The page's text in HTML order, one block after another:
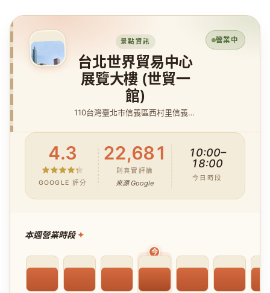
景點資訊
台北世界貿易中心
展覽大樓 (世貿一
館)
110台灣臺北市信義區西村里信義路五段5號
營業中
4.3
GOOGLE 評分
22,681
則真實評論
來源 Google
10:00–
18:00
今日時段
本週營業時段